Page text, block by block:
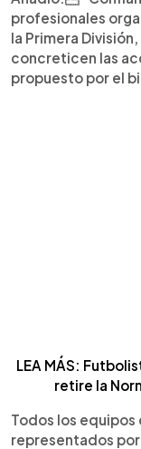
profesionales
la Primera
concreticen las
propuesto por el
LEA MÁS:
retire la
Todos los equipos
representados